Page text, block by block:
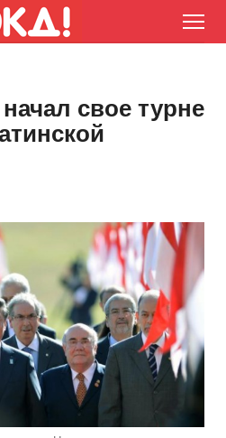
свое турне